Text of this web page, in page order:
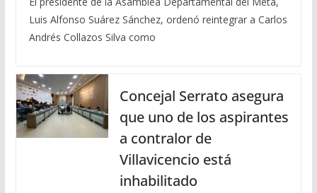
Luis Alfonso Suárez Sánchez, ordenó reintegrar a Carlos
Andrés Collazos Silva como
Concejal Serrato asegura
que uno de los aspirantes
a contralor de
Villavicencio está
inhabilitado